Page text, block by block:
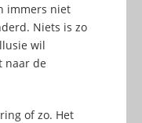
immers niet
Niets is zo
wil
naar de
of zo. Het